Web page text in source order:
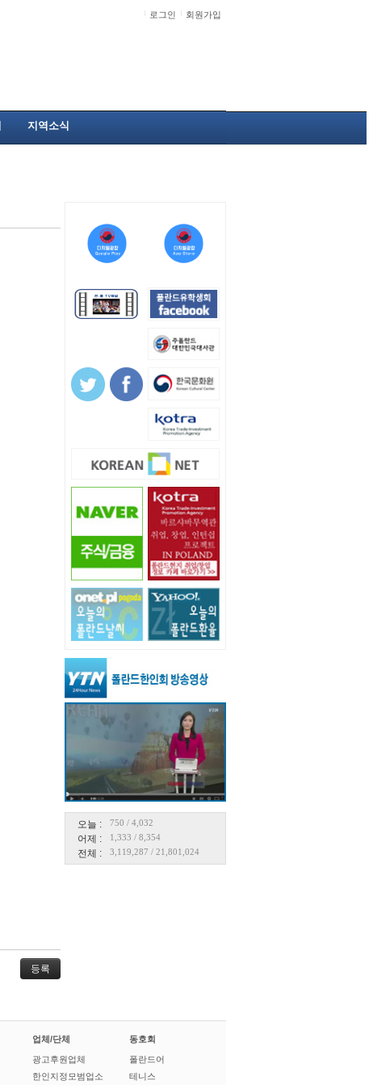
로그인 회원가입
지역소식
오늘 : 750 / 4,032
어제 : 1,333 / 8,354
전체 : 3,119,287 / 21,801,024
업체/단체
광고후원업체
한인지정모범업소
동호회
폴란드어
테니스